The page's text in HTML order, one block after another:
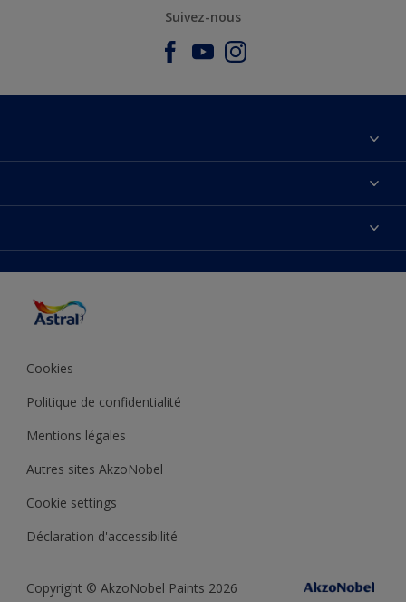
Suivez-nous
Nous Contacter
Produits
Trouver de l’inspiration
Conseils déco
Cookies
Politique de confidentialité
Mentions légales
Autres sites AkzoNobel
Cookie settings
Déclaration d'accessibilité
Copyright © AkzoNobel Paints 2026